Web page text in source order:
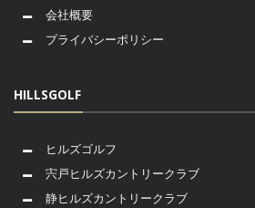
会社概要
プライバシーポリシー
HILLSGOLF
ヒルズゴルフ
宍戸ヒルズカントリークラブ
静ヒルズカントリークラブ